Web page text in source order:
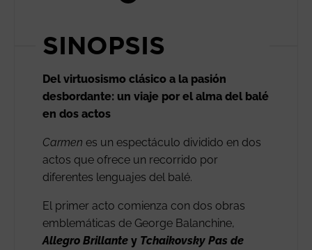
SINOPSIS
Del virtuosismo clásico a la pasión
desbordante: un viaje por el alma del balé
en dos actos
Carmen es un espectáculo dividido en dos
actos que ofrece un recorrido por
diferentes lenguajes del balé.
El primer acto comienza con dos obras
emblemáticas de George Balanchine,
Allegro Brillante y Tchaikovsky Pas de